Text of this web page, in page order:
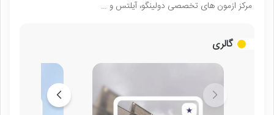
مركز ازمون هاى تخصصى دولينگو، آيلتس و …
گالری